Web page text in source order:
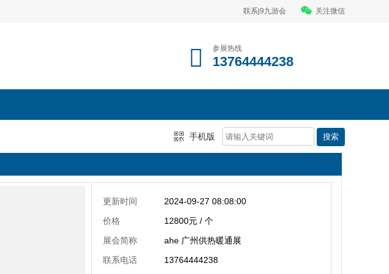
联系j9九游会 关注微信
参展热线
13764444238
手机版
更新时间
2024-09-27 08:08:00
价格
12800元 / 个
展会简称
ahe 广州供热暖通展
联系电话
13764444238